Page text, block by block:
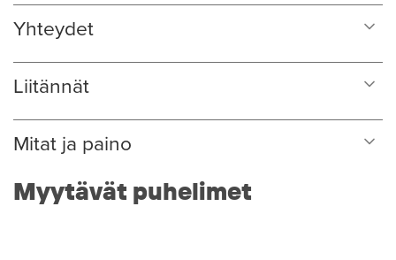
Yhteydet
Liitännät
Mitat ja paino
Myytävät puhelimet